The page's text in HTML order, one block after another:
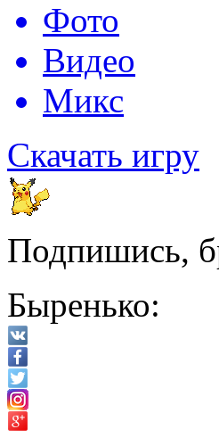
Фото
Видео
Микс
Скачать игру
Подпишись,
Быренько: